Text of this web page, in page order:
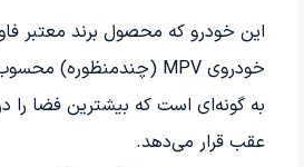
این خودرو که محصول برند معتبر
خودرویMPV
(چندمنظوره)
به گونه‌ای است که بیشترین فضا را
عقب قرار می‌دهد.